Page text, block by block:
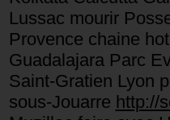
Lussac mourir
Provence chaine
Guadalajara Parc
Saint-Gratien Lyon
sous-Jouarre http://